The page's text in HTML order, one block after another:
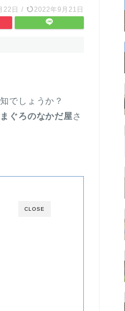
22日 / 2022年9月21日
でしょうか？
まぐろのなかだ屋さ
CLOSE